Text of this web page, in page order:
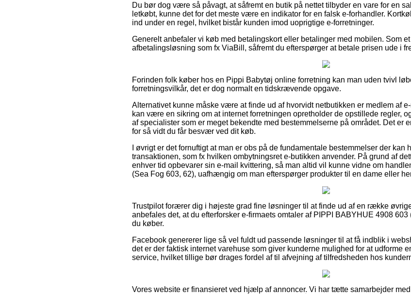
Du bør dog være så påvagt, at såfremt en butik på nettet tilbyder en vare for en
letkøbt, kunne det for det meste være en indikator for en falsk e-forhandler.
ind under en regel, hvilket bistår kunden imod uoprigtige e-forretninger.
Generelt anbefaler vi køb med betalingskort eller betalinger med mobilen. Som
afbetalingsløsning som fx ViaBill, såfremt du efterspørger at betale prisen ude i
Forinden folk køber hos en Pippi Babytøj online forretning kan man uden tvivl
forretningsvilkår, det er dog normalt en tidskrævende opgave.
Alternativet kunne måske være at finde ud af hvorvidt netbutikken er medlem af
kan være en sikring om at internet forretningen opretholder de opstillede regler,
af specialister som er meget bekendte med bestemmelserne på området. Det er
for så vidt du får besvær ved dit køb.
I øvrigt er det fornuftigt at man er obs på de fundamentale bestemmelser der kan
transaktionen, som fx hvilken ombytningsret e-butikken anvender. På grund af
enhver tid opbevarer sin e-mail kvittering, så man altid vil kunne vidne om
(Sea Fog 603, 62), uafhængig om man efterspørger produkter til en dame eller
Trustpilot forærer dig i højeste grad fine løsninger til at finde ud af en række
anbefales det, at du efterforsker e-firmaets omtaler af PIPPI BABYHUE 4908
du køber.
Facebook genererer lige så vel fuldt ud passende løsninger til at få indblik i
det er der faktisk internet varehuse som giver kunderne mulighed for at udforme
service, hvilket tillige bør drages fordel af til afvejning af tilfredsheden hos
Vores website er finansieret ved hjælp af annoncer. Vi har tætte samarbejder